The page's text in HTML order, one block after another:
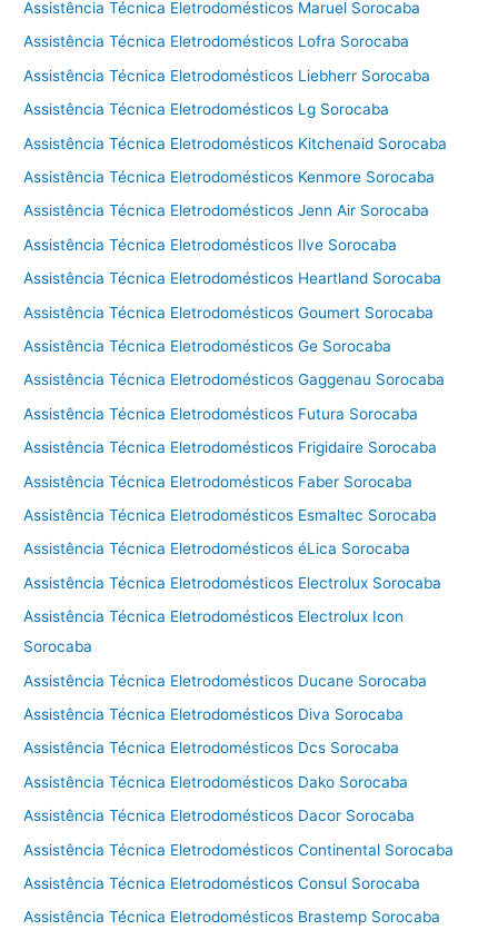
Assistência Técnica Eletrodomésticos Maruel Sorocaba
Assistência Técnica Eletrodomésticos Lofra Sorocaba
Assistência Técnica Eletrodomésticos Liebherr Sorocaba
Assistência Técnica Eletrodomésticos Lg Sorocaba
Assistência Técnica Eletrodomésticos Kitchenaid Sorocaba
Assistência Técnica Eletrodomésticos Kenmore Sorocaba
Assistência Técnica Eletrodomésticos Jenn Air Sorocaba
Assistência Técnica Eletrodomésticos Ilve Sorocaba
Assistência Técnica Eletrodomésticos Heartland Sorocaba
Assistência Técnica Eletrodomésticos Goumert Sorocaba
Assistência Técnica Eletrodomésticos Ge Sorocaba
Assistência Técnica Eletrodomésticos Gaggenau Sorocaba
Assistência Técnica Eletrodomésticos Futura Sorocaba
Assistência Técnica Eletrodomésticos Frigidaire Sorocaba
Assistência Técnica Eletrodomésticos Faber Sorocaba
Assistência Técnica Eletrodomésticos Esmaltec Sorocaba
Assistência Técnica Eletrodomésticos éLica Sorocaba
Assistência Técnica Eletrodomésticos Electrolux Sorocaba
Assistência Técnica Eletrodomésticos Electrolux Icon
Sorocaba
Assistência Técnica Eletrodomésticos Ducane Sorocaba
Assistência Técnica Eletrodomésticos Diva Sorocaba
Assistência Técnica Eletrodomésticos Dcs Sorocaba
Assistência Técnica Eletrodomésticos Dako Sorocaba
Assistência Técnica Eletrodomésticos Dacor Sorocaba
Assistência Técnica Eletrodomésticos Continental Sorocaba
Assistência Técnica Eletrodomésticos Consul Sorocaba
Assistência Técnica Eletrodomésticos Brastemp Sorocaba